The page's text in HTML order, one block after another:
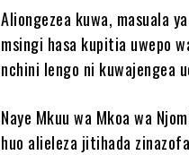
Aliongezea kuwa, masuala
msingi hasa kupitia uwepo
nchini lengo ni kuwajengea
Naye Mkuu wa Mkoa wa
huo alieleza jitihada